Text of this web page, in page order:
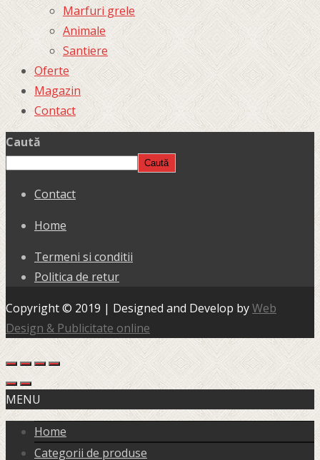
Marfuri grele
Animale
Santiere
Oferte
Magazin
Contact
Caută
Caută
Contact
Home
Termeni si conditii
Politica de retur
Copyright © 2019 | Designed and Develop byWeb
Design & Publicitate online
MENU
Home
Categorii de produse